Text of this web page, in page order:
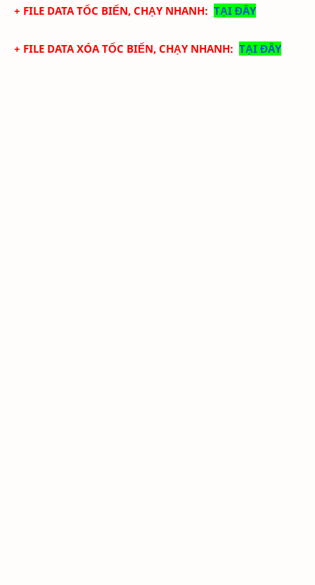
+ FILE DATATỐC BIẾN, CHẠY NHANH: TẠI ĐÂY
+ FILE DATA XÓATỐC BIẾN, CHẠY NHANH: TẠI ĐÂY